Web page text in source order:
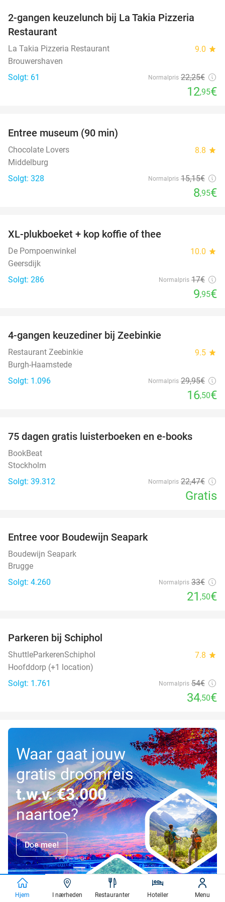
2-gangen keuzelunch bij La Takia Pizzeria
Restaurant
La Takia Pizzeria Restaurant 9.0 star
Brouwershaven
Solgt: 61
Normalpris 22,25€
12,95€
Entree museum (90 min)
Chocolate Lovers 8.8 star
Middelburg
Solgt: 328
Normalpris 15,15€
8,95€
XL-plukboeket + kop koffie of thee
De Pompoenwinkel 10.0 star
Geersdijk
Solgt: 286
Normalpris 17€
9,95€
4-gangen keuzediner bij Zeebinkie
Restaurant Zeebinkie 9.5 star
Burgh-Haamstede
Solgt: 1.096
Normalpris 29,95€
16,50€
75 dagen gratis luisterboeken en e-books
BookBeat
Stockholm
Solgt: 39.312
Normalpris 22,47€
Gratis
Entree voor Boudewijn Seapark
Boudewijn Seapark
Brugge
Solgt: 4.260
Normalpris 33€
21 ,50€
Parkeren bij Schiphol
ShuttleParkerenSchiphol 7.8 star
Hoofddorp (+1 location)
Solgt: 1.761
Normalpris 54€
34,50€
Waar gaat jouw
gratis droomreis
t.w.v. €3.000
naartoe?
Doe mee!
Hjem I nærheden Restauranter Hoteller Menu